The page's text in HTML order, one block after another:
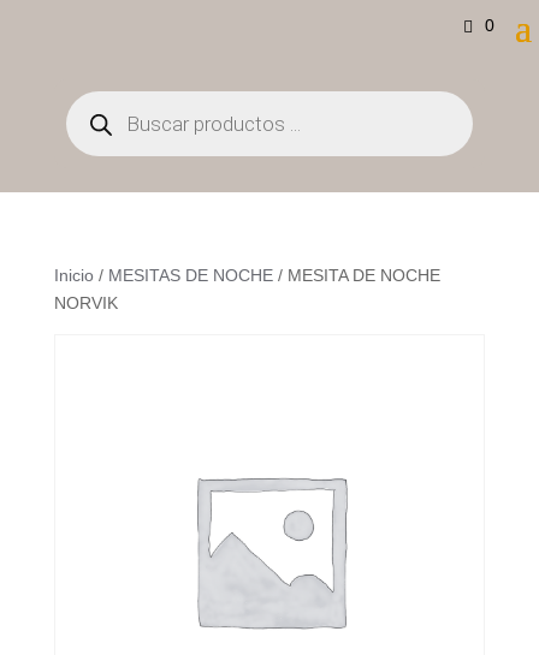
0
Búsqueda
de
productos
Inicio/ MESITAS DE NOCHE/ MESITA DE NOCHE
NORVIK